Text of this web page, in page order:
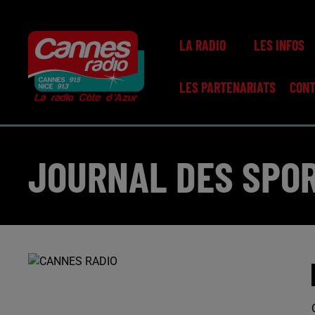
LA RADIO LES INFOS
LES PARTENARIATS
JOURNAL DES